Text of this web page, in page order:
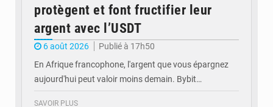
protègent et font fructifier leur
argent avec l’USDT
6 août 2026
Publié à 17h50
En Afrique francophone, l'argent que vous épargnez
aujourd'hui peut valoir moins demain. Bybit…
SAVOIR PLUS